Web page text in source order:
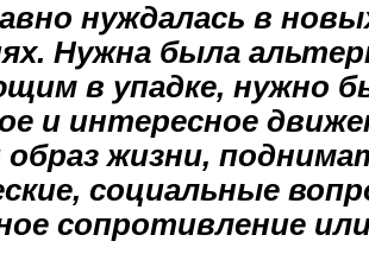
нуждалась в
Нужна была
в упадке, нужно
и интересное
жизни,
социальные
сопротивление